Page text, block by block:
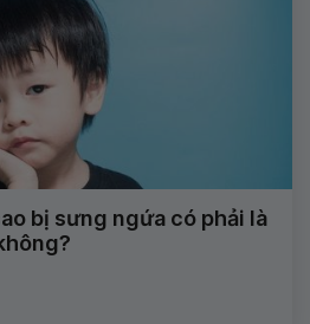
bị sưng ngứa có phải là